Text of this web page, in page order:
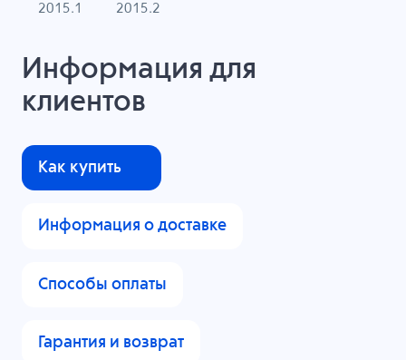
2015.1
2015.2
Информация для
клиентов
Как купить
Информация о доставке
Способы оплаты
Гарантия и возврат